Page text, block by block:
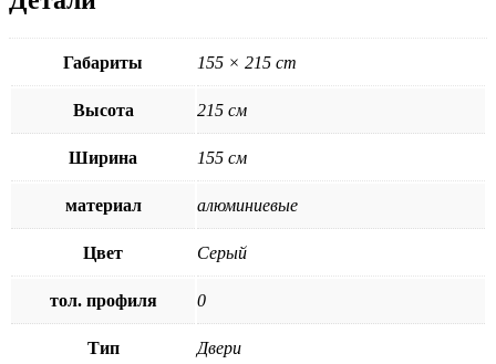
Габариты 155 × 215 cm
Высота 215 см
Ширина 155 см
материал алюминиевые
Цвет Серый
тол. профиля 0
Тип Двери